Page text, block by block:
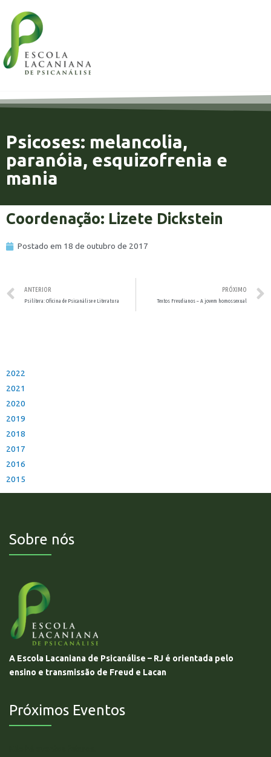
Psicoses: melancolia,
paranóia, esquizofrenia e
mania
Coordenação: Lizete Dickstein
Postado em 18 de outubro de 2017
ANTERIOR
Psilítera: Oficina de Psicanálise e Literatura
PRÓXIMO
Textos Freudianos – A jovem homossexual
2022
2021
2020
2019
2018
2017
2016
2015
Sobre nós
A Escola Lacaniana de Psicanálise – RJ é orientada pelo
ensino e transmissão de Freud e Lacan
Próximos Eventos